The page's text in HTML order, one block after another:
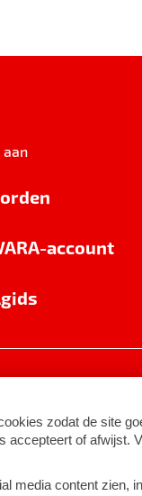
aan
account
©2026BNNVARA